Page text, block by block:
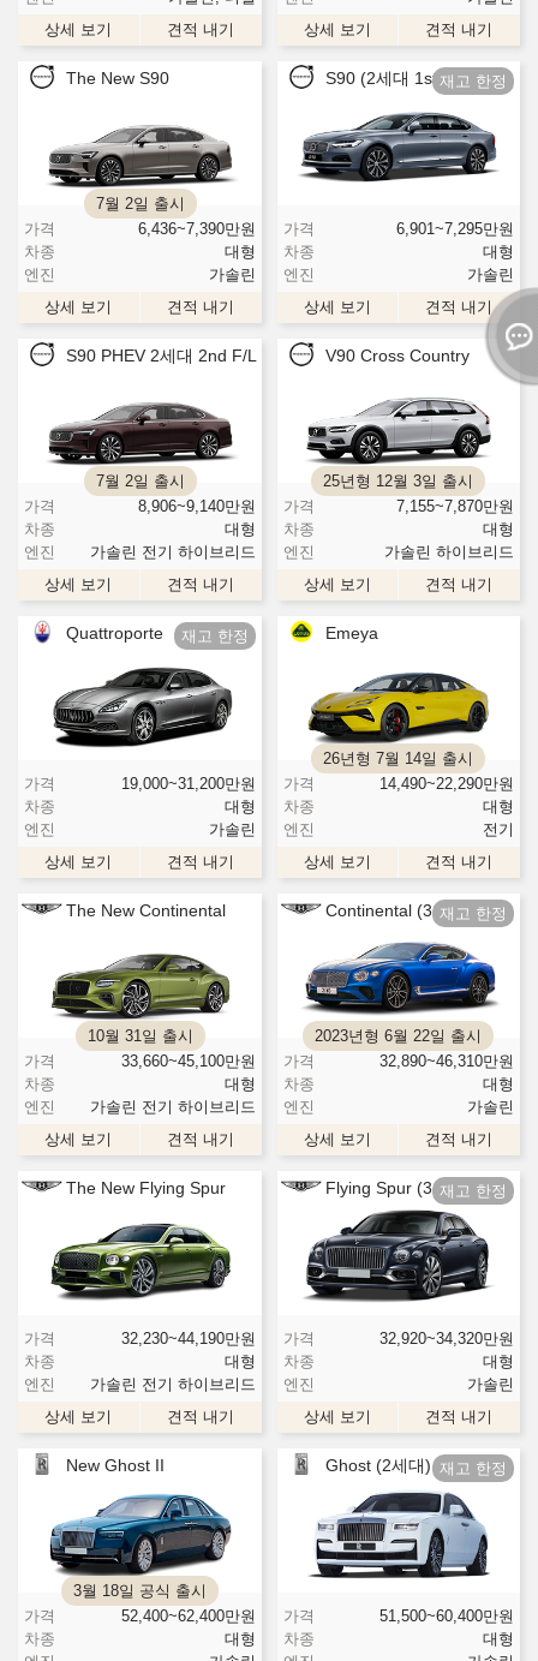
상세 보기
견적 내기
상세 보기
견적 내기
The New S90
7월 2일 출시
가격
6,436~7,390만원
차종
대형
엔진
가솔린
상세 보기
견적 내기
S90 (2세대 1st F/L)
가격 6,901~7,295만원
차종
대형
엔진
가솔린
상세 보기
견적 내기
S90 PHEV 2세대 2nd F/L
7월 2일 출시
가격
8,906~9,140만원
차종
대형
엔진
가솔린 전기 하이브리드
상세 보기
견적 내기
V90 Cross Country
25년형 12월 3일 출시
가격
7,155~7,870만원
차종
대형
엔진
가솔린 하이브리드
상세 보기
견적 내기
Quattroporte
가격 19,000~31,200만원
차종
대형
엔진
가솔린
상세 보기
견적 내기
Emeya
26년형 7월 14일 출시
가격
14,490~22,290만원
차종
대형
엔진
전기
상세 보기
견적 내기
The New Continental
10월 31일 출시
가격
33,660~45,100만원
차종
대형
엔진
가솔린 전기 하이브리드
상세 보기
견적 내기
Continental (3세대)
2023년형 6월 22일 출시
가격
32,890~46,310만원
차종
대형
엔진
가솔린
상세 보기
견적 내기
The New Flying Spur
가격 32,230~44,190만원
차종
대형
엔진
가솔린 전기 하이브리드
상세 보기
견적 내기
Flying Spur (3세대)
가격 32,920~34,320만원
차종
대형
엔진
가솔린
상세 보기
견적 내기
New Ghost II
3월 18일 공식 출시
가격
52,400~62,400만원
차종
대형
Ghost (2세대)
가격 51,500~60,400만원
차종
대형